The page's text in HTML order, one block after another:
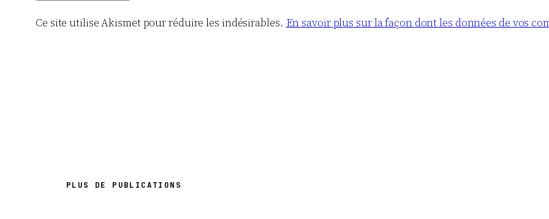
Ce site utilise Akismet pour réduire les indésirables. En savoir plus sur la façon dont les données de vos
PLUS DE PUBLICATIONS